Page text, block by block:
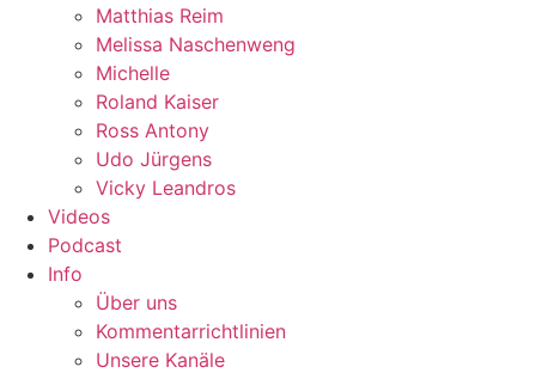
Matthias Reim
Melissa Naschenweng
Michelle
Roland Kaiser
Ross Antony
Udo Jürgens
Vicky Leandros
Videos
Podcast
Info
Über uns
Kommentarrichtlinien
Unsere Kanäle